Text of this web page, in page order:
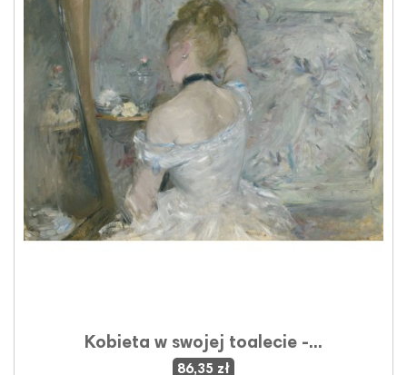
Kobieta w swojej toalecie -...
86,35 zł